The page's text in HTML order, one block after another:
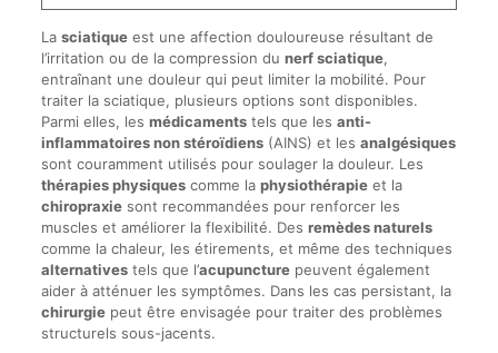
La sciatiqueest une affection douloureuse résultant de
l’irritation ou de la compression du nerf sciatique,
entraînant une douleur qui peut limiter la mobilité. Pour
traiter la sciatique, plusieurs options sont disponibles.
Parmi elles, les médicamentstels que les anti-
inflammatoires non stéroïdiens(AINS) et les analgésiques
sont couramment utilisés pour soulager la douleur. Les
thérapies physiquescomme la physiothérapieet la
chiropraxiesont recommandées pour renforcer les
muscles et améliorer la flexibilité. Des remèdes naturels
comme la chaleur, les étirements, et même des techniques
alternativestels que l’acupuncturepeuvent également
aider à atténuer les symptômes. Dans les cas persistant, la
chirurgiepeut être envisagée pour traiter des problèmes
structurels sous-jacents.